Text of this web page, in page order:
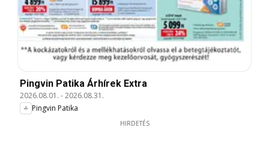
Pingvin Patika Árhírek Extra
2026.08.01. -2026.08.31.
Pingvin Patika
HIRDETÉS